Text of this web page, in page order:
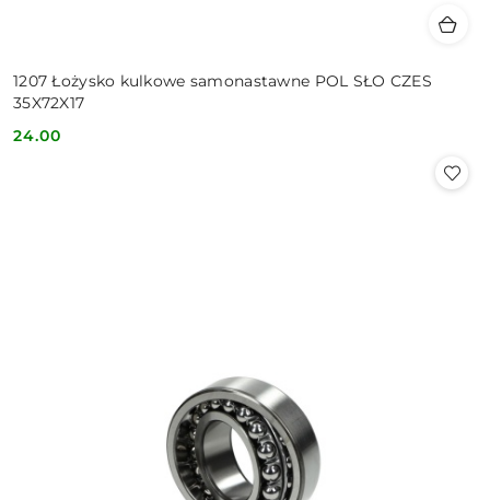
1207 Łożysko kulkowe samonastawne POL SŁO CZES
35X72X17
Cena:
24.00